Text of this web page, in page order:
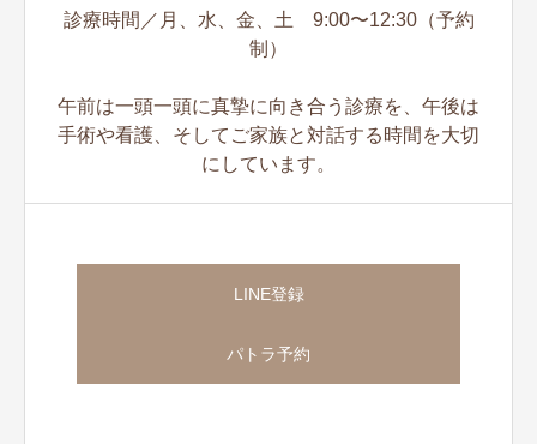
診療時間／月、水、金、土 9:00〜12:30（予約
制）
午前は一頭一頭に真摯に向き合う診療を、午後は
手術や看護、そしてご家族と対話する時間を大切
にしています。
LINE登録
パトラ予約